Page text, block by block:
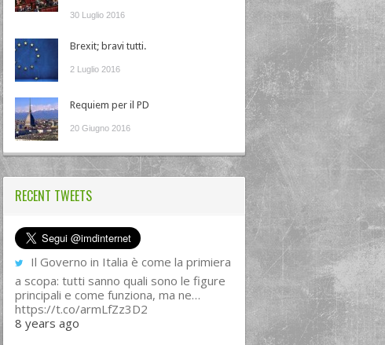
30 Luglio 2016
Brexit; bravi tutti.
2 Luglio 2016
Requiem per il PD
20 Giugno 2016
RECENT TWEETS
Il Governo in Italia è come la primiera
a scopa: tutti sanno quali sono le figure
principali e come funziona, ma ne…
https://t.co/armLfZz3D2
8 years ago